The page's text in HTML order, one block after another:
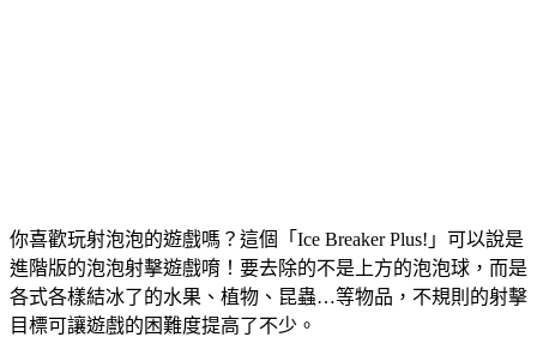
你喜歡玩射泡泡的遊戲嗎？這個「Ice Breaker Plus!」可以說是
進階版的泡泡射擊遊戲唷！要去除的不是上方的泡泡球，而是
各式各樣結冰了的水果、植物、昆蟲…等物品，不規則的射擊
目標可讓遊戲的困難度提高了不少。